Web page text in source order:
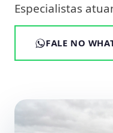
Especialistas
FALE NO